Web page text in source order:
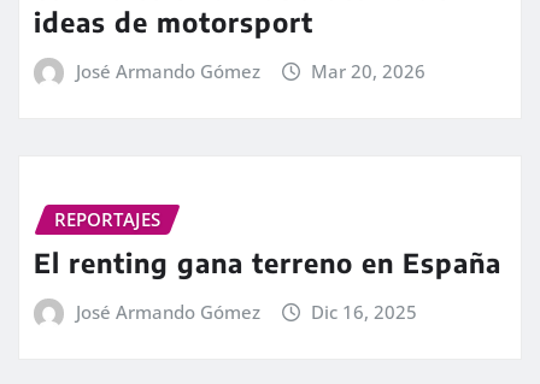
ideas de motorsport
José Armando Gómez Mar 20, 2026
REPORTAJES
El renting gana terreno en España
José Armando Gómez Dic 16, 2025